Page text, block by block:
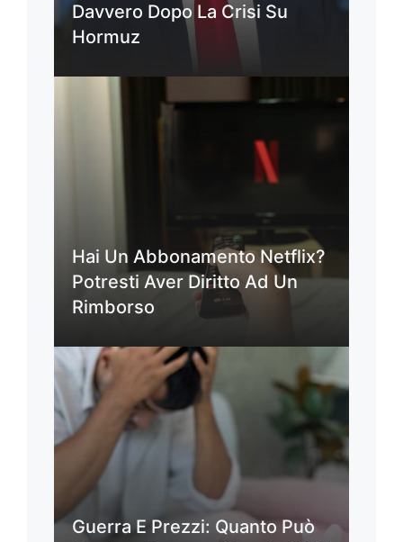
Davvero Dopo La Crisi Su
Hormuz
Hai Un Abbonamento Netflix?
Potresti Aver Diritto Ad Un
Rimborso
Guerra E Prezzi: Quanto Può